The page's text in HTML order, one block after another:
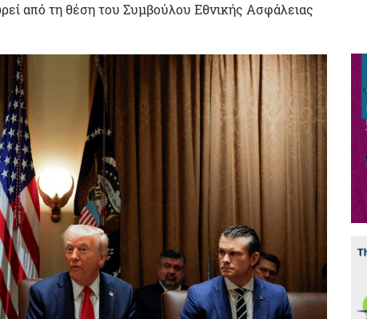
από τη θέση του Συμβούλου Εθνικής Ασφάλειας